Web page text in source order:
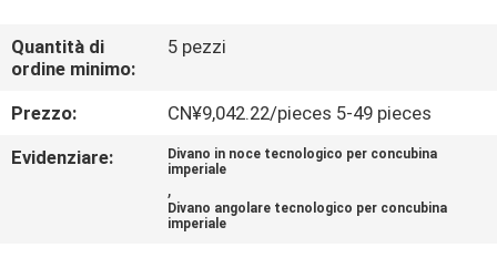
CHI
SIAMO
Quantità di
ordine minimo:
5 pezzi
Prezzo:
CN¥9,042.22/pieces 5-49 pieces
Evidenziare:
Divano in noce tecnologico per concubina
imperiale
,
Divano angolare tecnologico per concubina
imperiale